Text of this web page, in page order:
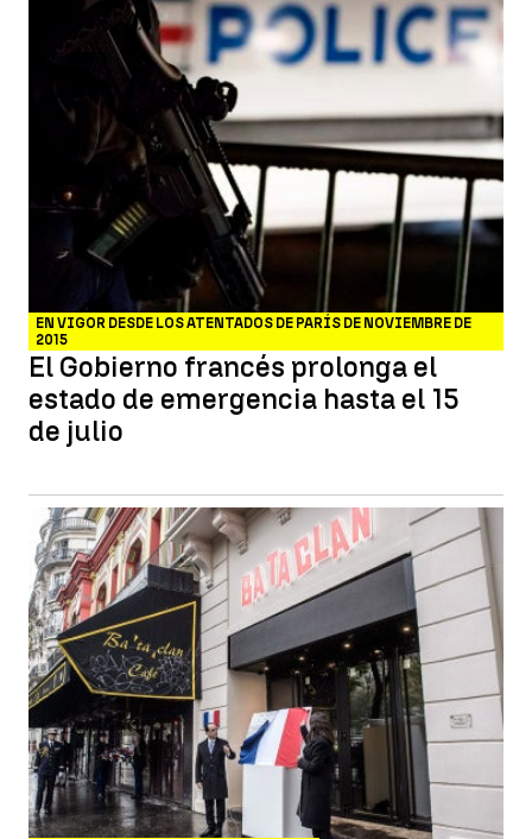
EN VIGOR DESDE LOS ATENTADOS DE PARÍS DE NOVIEMBRE DE
2015
El Gobierno francés prolonga el
estado de emergencia hasta el 15
de julio